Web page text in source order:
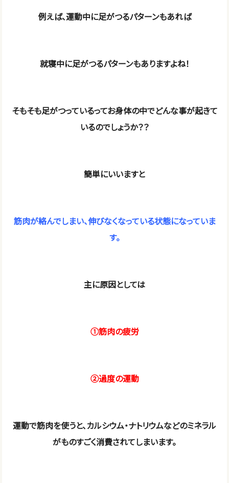
例えば、運動中に足がつるパターンもあれば
就寝中に足がつるパターンもありますよね！
そもそも足がつっているってお身体の中でどんな事が起きて
いるのでしょうか？？
簡単にいいますと
筋肉が絡んでしまい、伸びなくなっている状態になっていま
す。
主に原因としては
①筋肉の疲労
②過度の運動
運動で筋肉を使うと、カルシウム・ナトリウムなどのミネラル
がものすごく消費されてしまいます。